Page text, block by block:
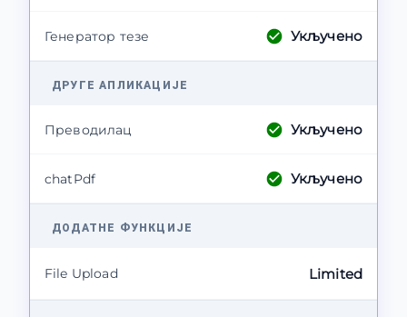
Генератор тезе Укључено
ДРУГЕ АПЛИКАЦИЈЕ
Преводилац Укључено
chatPdf Укључено
ДОДАТНЕ ФУНКЦИЈЕ
File Upload Limited